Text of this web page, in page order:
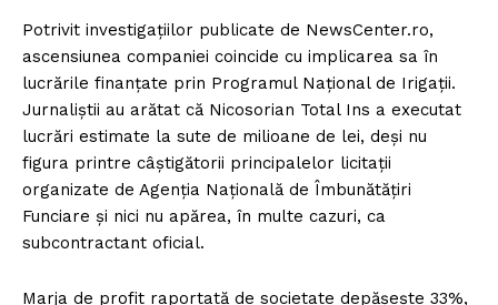
Potrivit investigațiilor publicate de NewsCenter.ro,
ascensiunea companiei coincide cu implicarea sa în
lucrările finanțate prin Programul Național de Irigații.
Jurnaliștii au arătat că Nicosorian Total Ins a executat
lucrări estimate la sute de milioane de lei, deși nu
figura printre câștigătorii principalelor licitații
organizate de Agenția Națională de Îmbunătățiri
Funciare și nici nu apărea, în multe cazuri, ca
subcontractant oficial.
Marja de profit raportată de societate depășește 33%,